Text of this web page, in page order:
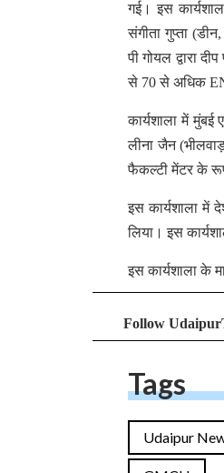
गई। इस
संगीता गुप्ता
पी गोयल द्वारा
से 70 से अधिक
कार्यशाला में मुंबई
लीना जैन
फैकल्टी मेंटर के
इस कार्यशाला में
लिया। इस
इस कार्यशाला के
Follow
Tags
Udaipur